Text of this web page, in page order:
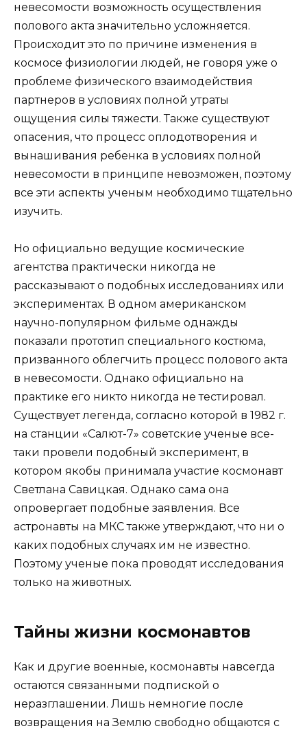
невесомости возможность осуществления
полового акта значительно усложняется.
Происходит это по причине изменения в
космосе физиологии людей, не говоря уже о
проблеме физического взаимодействия
партнеров в условиях полной утраты
ощущения силы тяжести. Также существуют
опасения, что процесс оплодотворения и
вынашивания ребенка в условиях полной
невесомости в принципе невозможен, поэтому
все эти аспекты ученым необходимо тщательно
изучить.
Но официально ведущие космические
агентства практически никогда не
рассказывают о подобных исследованиях или
экспериментах. В одном американском
научно-популярном фильме однажды
показали прототип специального костюма,
призванного облегчить процесс полового акта
в невесомости. Однако официально на
практике его никто никогда не тестировал.
Существует легенда, согласно которой в 1982 г.
на станции «Салют-7» советские ученые все-
таки провели подобный эксперимент, в
котором якобы принимала участие космонавт
Светлана Савицкая. Однако сама она
опровергает подобные заявления. Все
астронавты на МКС также утверждают, что ни о
каких подобных случаях им не известно.
Поэтому ученые пока проводят исследования
только на животных.
Тайны жизни космонавтов
Как и другие военные, космонавты навсегда
остаются связанными подпиской о
неразглашении. Лишь немногие после
возвращения на Землю свободно общаются с